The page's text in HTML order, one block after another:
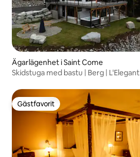
Ägarlägenhet i Saint Come
Skidstuga med bastu | Berg | L'Elegant
Gästfavorit
Gästfavorit